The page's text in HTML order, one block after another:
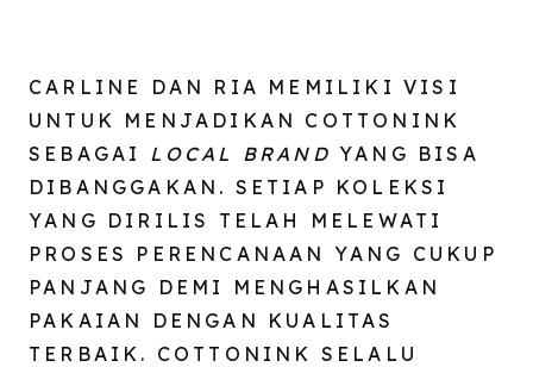
CARLINE DAN RIA MEMILIKI VISI
UNTUK MENJADIKAN COTTONINK
SEBAGAI
LOCAL BRANDYANG BISA
DIBANGGAKAN. SETIAP KOLEKSI
YANG DIRILIS TELAH MELEWATI
PROSES PERENCANAAN YANG CUKUP
PANJANG DEMI MENGHASILKAN
PAKAIAN DENGAN KUALITAS
TERBAIK. COTTONINK SELALU